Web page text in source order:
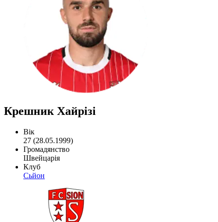
Крешник Хайрізі
Вік
27 (28.05.1999)
Громадянство
Швейцарія
Клуб
Сьйон